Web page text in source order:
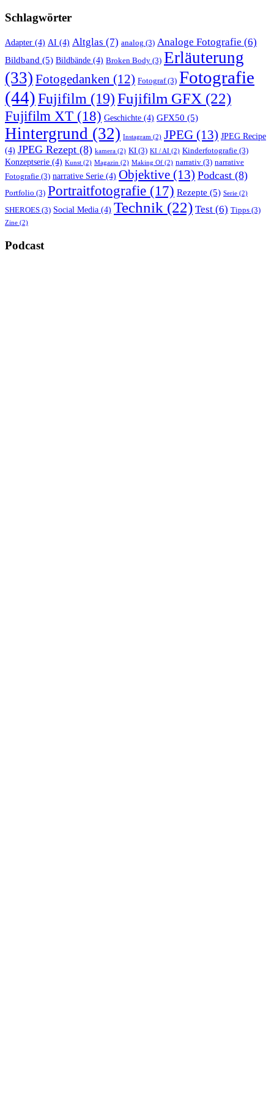
Schlagwörter
Adapter (4) AI (4) Altglas (7) analog (3) Analoge Fotografie (6)
Bildband (5) Bildbände (4) Broken Body (3) Erläuterung
(33) Fotogedanken (12) Fotograf(3) Fotografie
(44)Fujifilm (19)Fujifilm GFX (22)
Fujifilm XT (18) Geschichte (4) GFX50 (5)
Hintergrund (32) Instagram (2) JPEG (13) JPEG Recipe
(4) JPEG Rezept (8) kamera (2) KI (3) KI / AI (2) Kinderfotografie (3)
Konzeptserie (4) Kunst (2) Magazin (2) Making Of (2) narrativ (3) narrative
Fotografie (3) narrative Serie (4) Objektive (13) Podcast (8)
Portfolio (3) Portraitfotografie (17) Rezepte (5) Serie (2)
SHEROES (3) Social Media (4) Technik (22) Test (6) Tipps (3)
Zine (2)
Podcast